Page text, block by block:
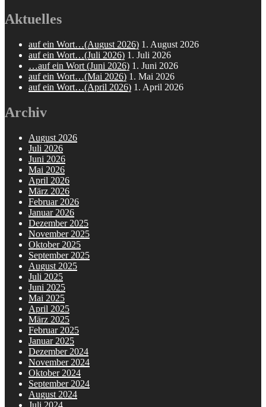
Aktuelles
auf ein Wort…(August 2026) 1. August 2026
auf ein Wort…(Juli 2026) 1. Juli 2026
…auf ein Wort (Juni 2026) 1. Juni 2026
auf ein Wort…(Mai 2026) 1. Mai 2026
auf ein Wort…(April 2026) 1. April 2026
Archiv
August 2026
Juli 2026
Juni 2026
Mai 2026
April 2026
März 2026
Februar 2026
Januar 2026
Dezember 2025
November 2025
Oktober 2025
September 2025
August 2025
Juli 2025
Juni 2025
Mai 2025
April 2025
März 2025
Februar 2025
Januar 2025
Dezember 2024
November 2024
Oktober 2024
September 2024
August 2024
Juli 2024